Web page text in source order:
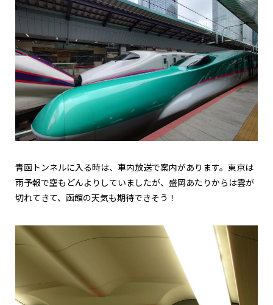
青函トンネルに入る時は、車内放送で案内があります。東京は
雨予報で空もどんよりしていましたが、盛岡あたりからは雲が
切れてきて、函館の天気も期待できそう！